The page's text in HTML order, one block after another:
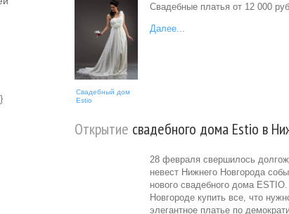
Свадебный дом
Estio
Свадебные платья от 12 000
Далее...
Открытие свадебного дома Estio в
28 февраля свершилось
невест Нижнего Новгорода
нового свадебного дома
Новгороде купить все, что
элегантное платье по